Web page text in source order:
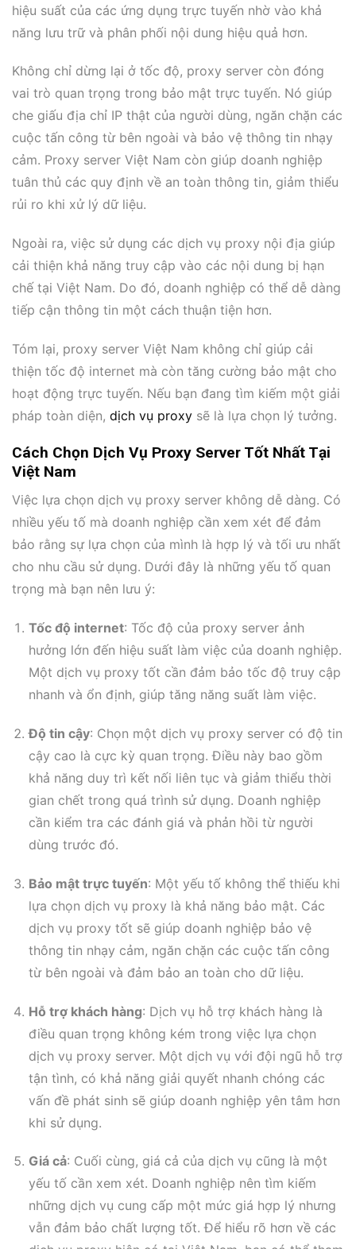
hiệu suất của các ứng dụng trực tuyến nhờ vào khả
năng lưu trữ và phân phối nội dung hiệu quả hơn.
Không chỉ dừng lại ở tốc độ, proxy server còn đóng
vai trò quan trọng trong bảo mật trực tuyến. Nó giúp
che giấu địa chỉ IP thật của người dùng, ngăn chặn các
cuộc tấn công từ bên ngoài và bảo vệ thông tin nhạy
cảm. Proxy server Việt Nam còn giúp doanh nghiệp
tuân thủ các quy định về an toàn thông tin, giảm thiểu
rủi ro khi xử lý dữ liệu.
Ngoài ra, việc sử dụng các dịch vụ proxy nội địa giúp
cải thiện khả năng truy cập vào các nội dung bị hạn
chế tại Việt Nam. Do đó, doanh nghiệp có thể dễ dàng
tiếp cận thông tin một cách thuận tiện hơn.
Tóm lại, proxy server Việt Nam không chỉ giúp cải
thiện tốc độ internet mà còn tăng cường bảo mật cho
hoạt động trực tuyến. Nếu bạn đang tìm kiếm một giải
pháp toàn diện, dịch vụ proxy sẽ là lựa chọn lý tưởng.
Cách Chọn Dịch Vụ Proxy Server Tốt Nhất Tại
Việt Nam
Việc lựa chọn dịch vụ proxy server không dễ dàng. Có
nhiều yếu tố mà doanh nghiệp cần xem xét để đảm
bảo rằng sự lựa chọn của mình là hợp lý và tối ưu nhất
cho nhu cầu sử dụng. Dưới đây là những yếu tố quan
trọng mà bạn nên lưu ý:
Tốc độ internet: Tốc độ của proxy server ảnh
hưởng lớn đến hiệu suất làm việc của doanh nghiệp.
Một dịch vụ proxy tốt cần đảm bảo tốc độ truy cập
nhanh và ổn định, giúp tăng năng suất làm việc.
Độ tin cậy: Chọn một dịch vụ proxy server có độ tin
cậy cao là cực kỳ quan trọng. Điều này bao gồm
khả năng duy trì kết nối liên tục và giảm thiểu thời
gian chết trong quá trình sử dụng. Doanh nghiệp
cần kiểm tra các đánh giá và phản hồi từ người
dùng trước đó.
Bảo mật trực tuyến: Một yếu tố không thể thiếu khi
lựa chọn dịch vụ proxy là khả năng bảo mật. Các
dịch vụ proxy tốt sẽ giúp doanh nghiệp bảo vệ
thông tin nhạy cảm, ngăn chặn các cuộc tấn công
từ bên ngoài và đảm bảo an toàn cho dữ liệu.
Hỗ trợ khách hàng: Dịch vụ hỗ trợ khách hàng là
điều quan trọng không kém trong việc lựa chọn
dịch vụ proxy server. Một dịch vụ với đội ngũ hỗ trợ
tận tình, có khả năng giải quyết nhanh chóng các
vấn đề phát sinh sẽ giúp doanh nghiệp yên tâm hơn
khi sử dụng.
Giá cả: Cuối cùng, giá cả của dịch vụ cũng là một
yếu tố cần xem xét. Doanh nghiệp nên tìm kiếm
những dịch vụ cung cấp một mức giá hợp lý nhưng
vẫn đảm bảo chất lượng tốt. Để hiểu rõ hơn về các